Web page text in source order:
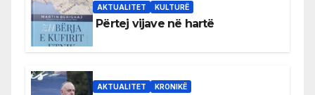
AKTUALITET KULTURË
Përtej vijave në hartë
AKTUALITET KRONIKË